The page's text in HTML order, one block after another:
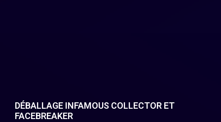
DÉBALLAGE INFAMOUS COLLECTOR ET
FACEBREAKER